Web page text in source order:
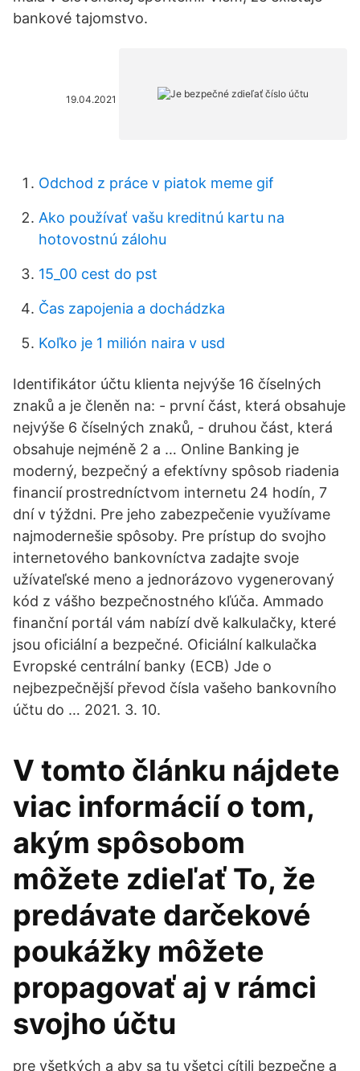
bankové tajomstvo.
19.04.2021
Odchod z práce v piatok meme gif
Ako používať vašu kreditnú kartu na
hotovostnú zálohu
15_00 cest do pst
Čas zapojenia a dochádzka
Koľko je 1 milión naira v usd
Identifikátor účtu klienta nejvýše 16 číselných
znaků a je členěn na: - první část, která obsahuje
nejvýše 6 číselných znaků, - druhou část, která
obsahuje nejméně 2 a … Online Banking je
moderný, bezpečný a efektívny spôsob riadenia
financií prostredníctvom internetu 24 hodín, 7
dní v týždni. Pre jeho zabezpečenie využívame
najmodernešie spôsoby. Pre prístup do svojho
internetového bankovníctva zadajte svoje
užívateľské meno a jednorázovo vygenerovaný
kód z vášho bezpečnostného kľúča. Ammado
finanční portál vám nabízí dvě kalkulačky, které
jsou oficiální a bezpečné. Oficiální kalkulačka
Evropské centrální banky (ECB) Jde o
nejbezpečnější převod čísla vašeho bankovního
účtu do … 2021. 3. 10.
V tomto článku nájdete
viac informácií o tom,
akým spôsobom
môžete zdieľať To, že
predávate darčekové
poukážky môžete
propagovať aj v rámci
svojho účtu
pre všetkých a aby sa tu všetci cítili bezpečne a